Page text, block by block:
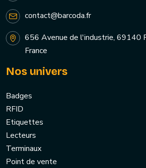
contact@barcoda.fr
656 Avenue de l'industrie, 69140
France
Nos univers
Badges
RFID
Etiquettes
Lecteurs
Terminaux
Point de vente